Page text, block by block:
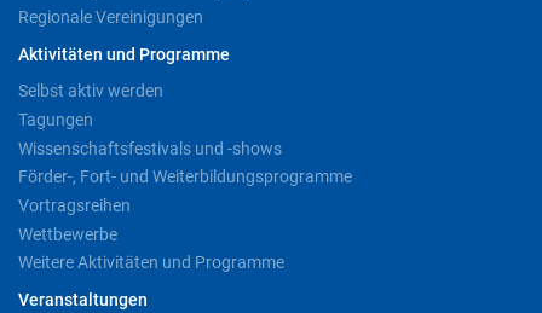
Regionale Vereinigungen
Aktivitäten und Programme
Selbst aktiv werden
Tagungen
Wissenschaftsfestivals und -shows
Förder-, Fort- und Weiterbildungsprogramme
Vortragsreihen
Wettbewerbe
Weitere Aktivitäten und Programme
Veranstaltungen